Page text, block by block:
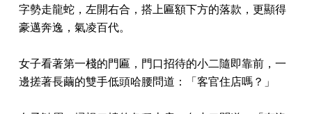
字勢走龍蛇，左開右合，搭上匾額下方的落款，更顯得
豪邁奔逸，氣凌百代。
女子看著第一棧的門匾，門口招待的小二隨即靠前，一
邊搓著長繭的雙手低頭哈腰問道：「客官住店嗎？」